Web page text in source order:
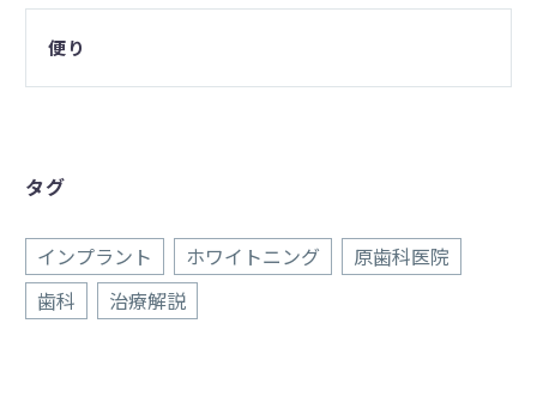
便り
タグ
インプラント ホワイトニング
原歯科医院
歯科
治療解説